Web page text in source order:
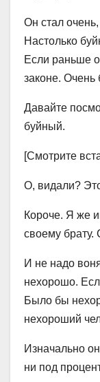
Он стал
Настолько
Если раньше
законе. Очень
Давайте
буйный.
[Смотрите
О, видали? Это
Короче. Я же
своему брату.
И не надо
нехорошо.
Было бы
нехороший
Изначально
ни под